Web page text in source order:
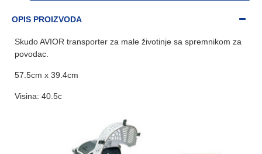
OPIS PROIZVODA
Skudo AVIOR transporter za male životinje sa spremnikom za
povodac.
57.5cm x 39.4cm
Visina: 40.5c